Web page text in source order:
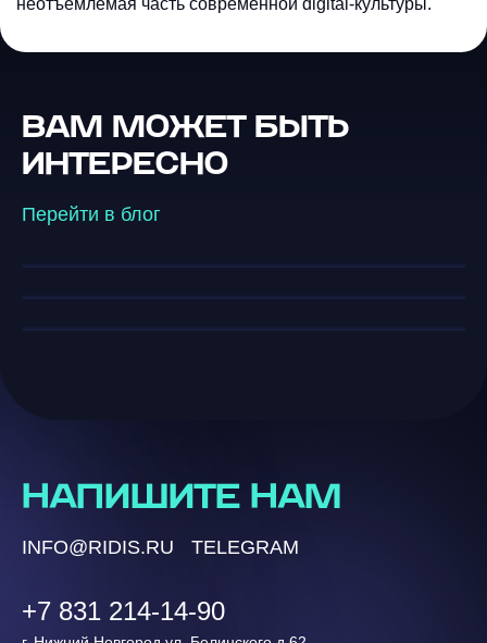
неотъемлемая часть современной digital-культуры.
ВАМ МОЖЕТ БЫТЬ
ИНТЕРЕСНО
Перейти в блог
GSO — Generative Search
Optimization: новое SEO в эпоху
искусственного интеллекта
Конец эры кликов: выживание в
мире AI-ответов
Телеграм-боты с
искусственным интеллектом:
возможностям и внедрению в
НАПИШИТЕ НАМ
INFO@RIDIS.RU TELEGRAM
+7 831 214-14-90